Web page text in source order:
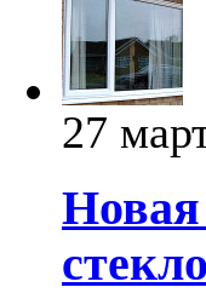
27
Новая